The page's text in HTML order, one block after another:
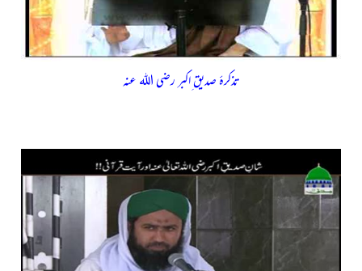
تذکرۂ صدیق ِاکبر رضی اللہ عنہ